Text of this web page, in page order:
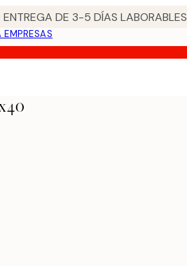
DE 3-5 DÍAS LABORABLES
EMPRESAS